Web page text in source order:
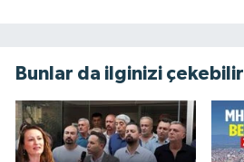
Bunlar da ilginizi çekebilir